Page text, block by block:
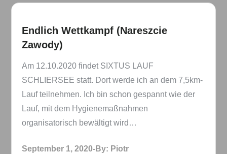
Endlich Wettkampf (Nareszcie
Zawody)
Am 12.10.2020 findet SIXTUS LAUF
SCHLIERSEE statt. Dort werde ich an dem 7,5km-
Lauf teilnehmen. Ich bin schon gespannt wie der
Lauf, mit dem Hygienemaßnahmen
organisatorisch bewältigt wird…
Posted
September 1, 2020 By: Piotr